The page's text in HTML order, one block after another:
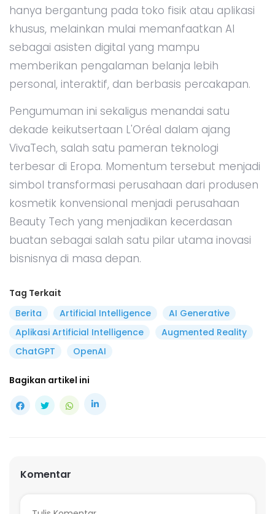
hanya bergantung pada toko fisik atau aplikasi
khusus, melainkan mulai memanfaatkan AI
sebagai asisten digital yang mampu
memberikan pengalaman belanja lebih
personal, interaktif, dan berbasis percakapan.
Pengumuman ini sekaligus menandai satu
dekade keikutsertaan L'Oréal dalam ajang
VivaTech, salah satu pameran teknologi
terbesar di Eropa. Momentum tersebut menjadi
simbol transformasi perusahaan dari produsen
kosmetik konvensional menjadi perusahaan
Beauty Tech yang menjadikan kecerdasan
buatan sebagai salah satu pilar utama inovasi
bisnisnya di masa depan.
Tag Terkait
Berita
Artificial Intelligence
AI Generative
Aplikasi Artificial Intelligence
Augmented Reality
ChatGPT
OpenAI
Bagikan artikel ini
Komentar